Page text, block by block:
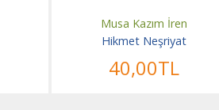
Musa Kazım İren
Hikmet Neşriyat
40,00TL